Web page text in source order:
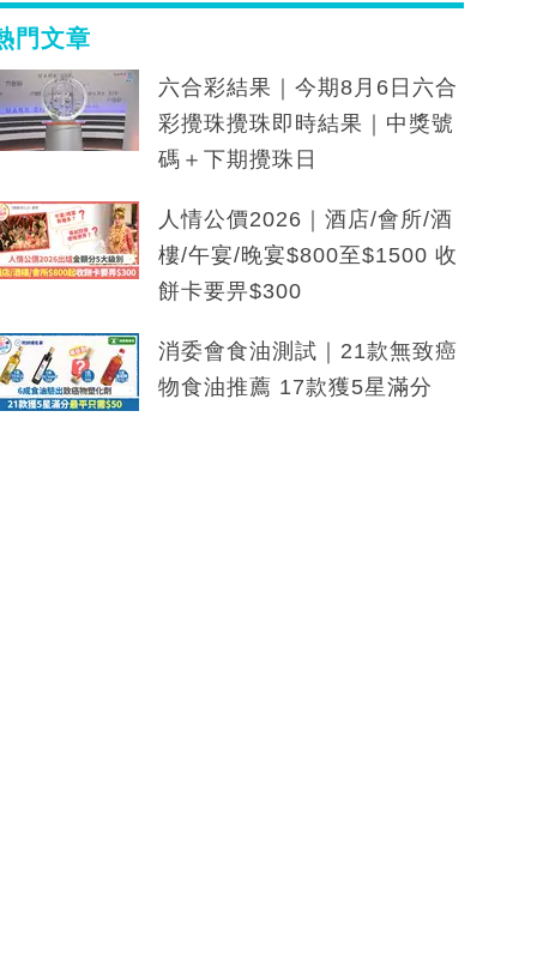
門文章
六合彩結果｜今期8月6日六合
彩攪珠攪珠即時結果｜中獎號
碼＋下期攪珠日
人情公價2026｜酒店/會所/酒
樓/午宴/晚宴$800至$1500 收
餅卡要畀$300
消委會食油測試｜21款無致癌
物食油推薦 17款獲5星滿分